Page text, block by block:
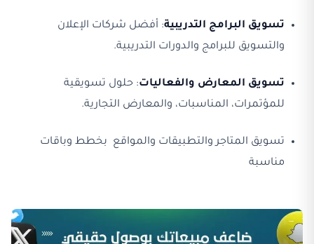
تسويق البرامج التدريبية: أفضل شركات الإعلان
والتسويق للبرامج والدورات التدريبية.
تسويق المعارض والفعاليات: حلول تسويقية
للمؤتمرات، المناسبات، والمعارض التجارية.
تسويق المتاجر والتطبيقات والمواقع بخطط وباقات
مناسبة